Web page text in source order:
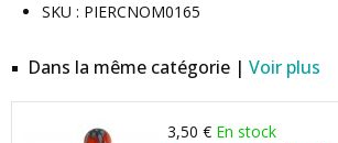
SKU : PIERCNOM0165
Dans la même catégorie | Voir plus
3,50 € En stock